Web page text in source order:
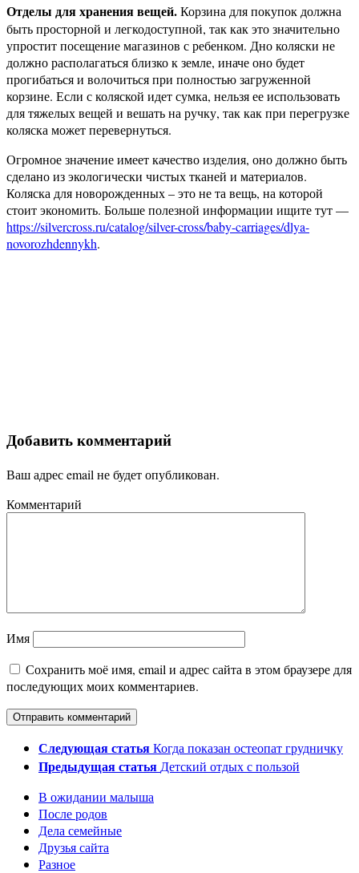
Отделы для хранения вещей.Корзина для покупок должна
быть просторной и легкодоступной, так как это значительно
упростит посещение магазинов с ребенком. Дно коляски не
должно располагаться близко к земле, иначе оно будет
прогибаться и волочиться при полностью загруженной
корзине. Если с коляской идет сумка, нельзя ее использовать
для тяжелых вещей и вешать на ручку, так как при перегрузке
коляска может перевернуться.
Огромное значение имеет качество изделия, оно должно быть
сделано из экологически чистых тканей и материалов.
Коляска для новорожденных – это не та вещь, на которой
стоит экономить. Больше полезной информации ищите тут —
https://silvercross.ru/catalog/silver-cross/baby-carriages/dlya-
novorozhdennykh.
Добавить комментарий
Ваш адрес email не будет опубликован.
Комментарий
Имя
Сохранить моё имя, email и адрес сайта в этом браузере для
последующих моих комментариев.
Следующая статьяКогда показан остеопат грудничку
Предыдущая статья Детский отдых с пользой
В ожидании малыша
После родов
Дела семейные
Друзья сайта
Разное